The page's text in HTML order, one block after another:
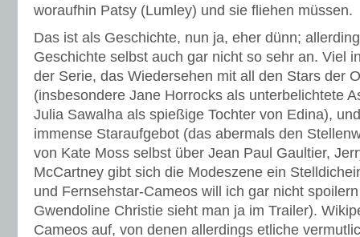
woraufhin Patsy (Lumley) und sie fliehen müssen.
Das ist als Geschichte, nun ja, eher dünn;
Geschichte selbst auch gar nicht so sehr an. Viel
der Serie, das Wiedersehen mit all den Stars der
(insbesondere Jane Horrocks als unterbelichtete
Julia Sawalha als spießige Tochter von Edina),
immense Staraufgebot (das abermals den
von Kate Moss selbst über Jean Paul Gaultier,
McCartney gibt sich die Modeszene ein
und Fernsehstar-Cameos will ich gar nicht
Gwendoline Christie sieht man ja im Trailer).
Cameos auf, von denen allerdings etliche